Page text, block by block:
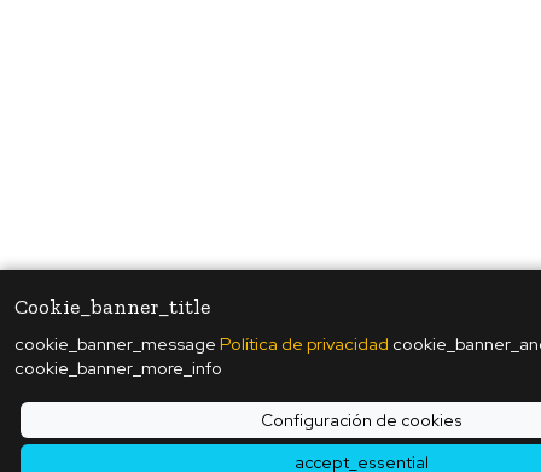
Cookie_banner_title
cookie_banner_message Política de privacidad
cookie_banner_more_info
Configuración de cookies
accept_essential